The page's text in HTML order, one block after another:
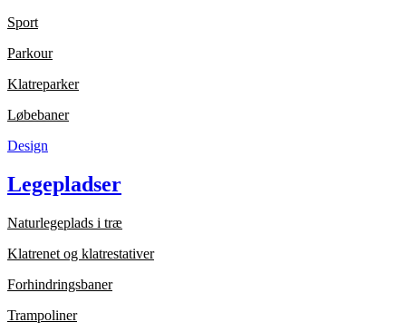
Sport
Parkour
Klatreparker
Løbebaner
Design
Legepladser
Naturlegeplads i træ
Klatrenet og klatrestativer
Forhindringsbaner
Trampoliner